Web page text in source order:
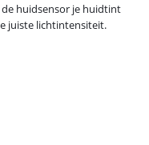
huidsensor je huidtint
juiste lichtintensiteit.